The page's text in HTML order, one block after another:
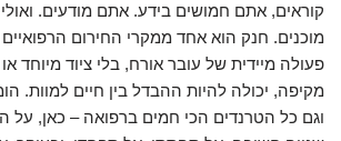
קוראים, אתם חמושים בידע. אתם מודעים.
מוכנים. חנק הוא אחד ממקרי החירום
פעולה מיידית של עובר אורח, בלי ציוד מיוחד
מקיפה, יכולה להיות ההבדל בין חיים למוות.
וגם כל הטרנדים הכי חמים ברפואה – כאן,